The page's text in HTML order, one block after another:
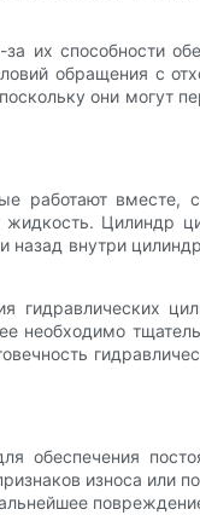
их способности
обращения с
они
работают
Цилиндр
внутри
гидравлических
износа